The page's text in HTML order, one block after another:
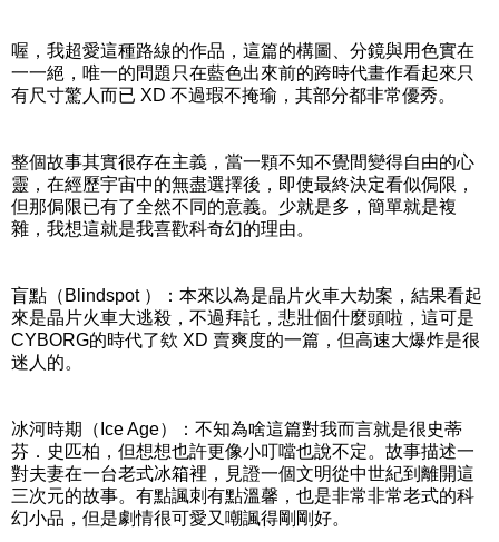
喔，我超愛這種路線的作品，這篇的構圖、分鏡與用色實在
一一絕，唯一的問題只在藍色出來前的跨時代畫作看起來只
有尺寸驚人而已 XD 不過瑕不掩瑜，其部分都非常優秀。
整個故事其實很存在主義，當一顆不知不覺間變得自由的心
靈，在經歷宇宙中的無盡選擇後，即使最終決定看似侷限，
但那侷限已有了全然不同的意義。少就是多，簡單就是複
雜，我想這就是我喜歡科奇幻的理由。
盲點（Blindspot ）：本來以為是晶片火車大劫案，結果看起
來是晶片火車大逃殺，不過拜託，悲壯個什麼頭啦，這可是
CYBORG的時代了欸 XD 賣爽度的一篇，但高速大爆炸是很
迷人的。
冰河時期（Ice Age）：不知為啥這篇對我而言就是很史蒂
芬．史匹柏，但想想也許更像小叮噹也說不定。故事描述一
對夫妻在一台老式冰箱裡，見證一個文明從中世紀到離開這
三次元的故事。有點諷刺有點溫馨，也是非常非常老式的科
幻小品，但是劇情很可愛又嘲諷得剛剛好。